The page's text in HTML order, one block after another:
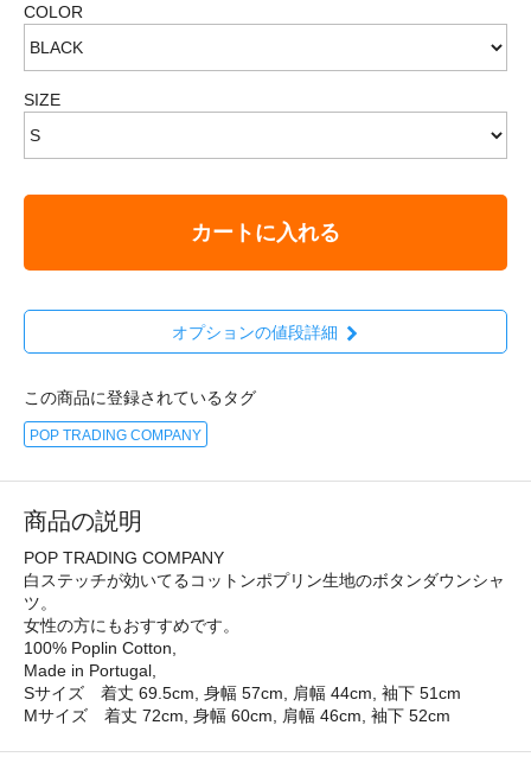
COLOR
SIZE
カートに入れる
オプションの値段詳細
この商品に登録されているタグ
POP TRADING COMPANY
商品の説明
POP TRADING COMPANY
白ステッチが効いてるコットンポプリン生地のボタンダウンシャ
ツ。
女性の方にもおすすめです。
100% Poplin Cotton,
Made in Portugal,
Sサイズ 着丈 69.5cm, 身幅 57cm, 肩幅 44cm, 袖下 51cm
Mサイズ 着丈 72cm, 身幅 60cm, 肩幅 46cm, 袖下 52cm